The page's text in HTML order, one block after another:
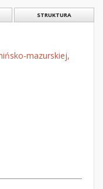
STRUKTURA
mazurskiej,